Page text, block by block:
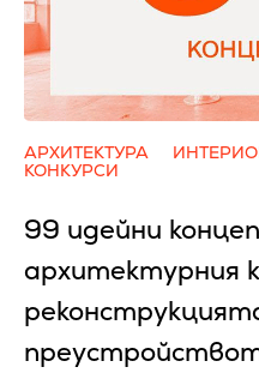
АРХИТЕКТУРА
КОНКУРСИ
99 идейни
архитектурния